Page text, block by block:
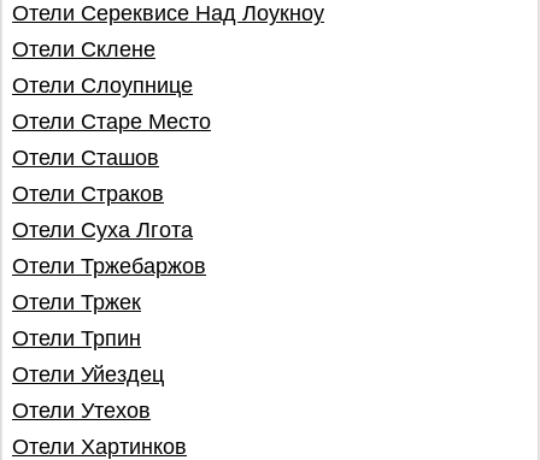
Отели Сереквисе Над Лoукнoу
Отели Склене
Отели Слоупнице
Отели Старе Место
Отели Сташов
Отели Страков
Отели Суха Лгота
Отели Тржебаржов
Отели Тржек
Отели Трпин
Отели Уйездец
Отели Утехов
Отели Хартинков